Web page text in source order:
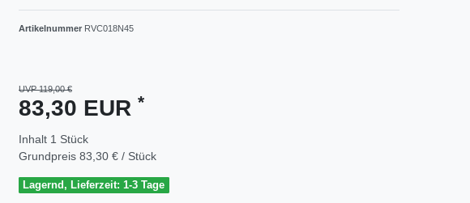
Artikelnummer RVC018N45
UVP 119,00 €
83,30 EUR *
Inhalt 1 Stück
Grundpreis 83,30 € / Stück
Lagernd, Lieferzeit: 1-3 Tage